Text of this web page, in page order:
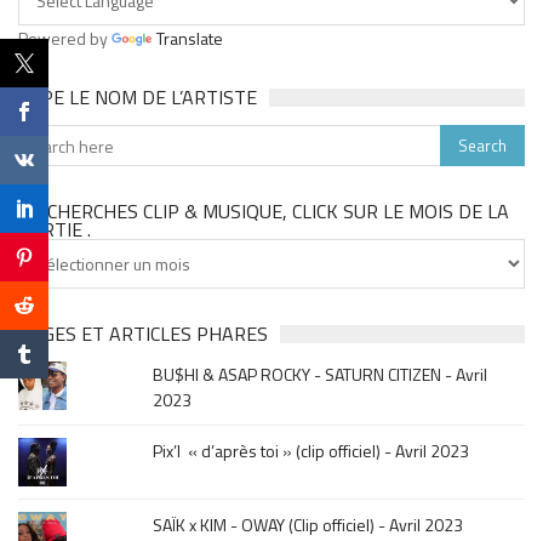
Powered by Translate
TAPE LE NOM DE L’ARTISTE
TU CHERCHES CLIP & MUSIQUE, CLICK SUR LE MOIS DE LA
SORTIE .
Tu
cherches
clip
&
musique,
click
sur
le
mois
de
la
PAGES ET ARTICLES PHARES
BU$HI & ASAP ROCKY - SATURN CITIZEN - Avril
2023
Pix’l « d’après toi » (clip officiel) - Avril 2023
SAÏK x KIM - OWAY (Clip officiel) - Avril 2023